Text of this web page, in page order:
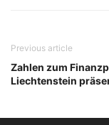
Previous article
Zahlen zum
Liechtenstein